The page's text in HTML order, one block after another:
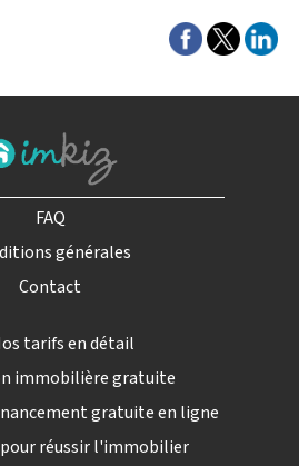
FAQ
générales
Contact
tarifs en détail
immobilière gratuite
gratuite en ligne
réussir l'immobilier